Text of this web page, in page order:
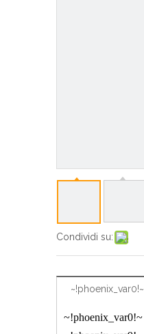
Condividi su:
~!phoenix_var0!~
~!phoenix_var0!~